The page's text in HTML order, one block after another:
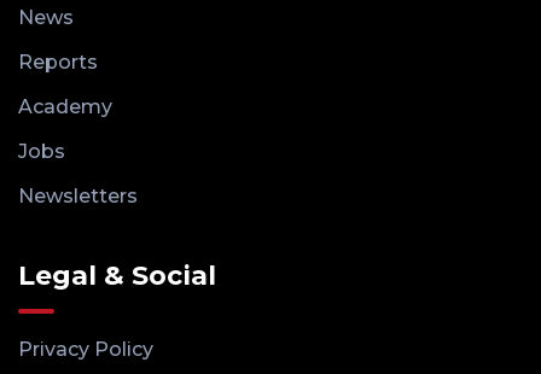
News
Reports
Academy
Jobs
Newsletters
Legal & Social
Privacy Policy